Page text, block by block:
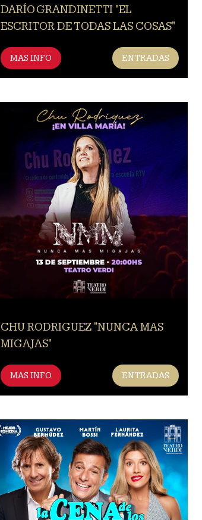
DARÍO GRANDINETTI "EL
ESCRITOR DE TODAS LAS COSAS"
MAS INFO ENTRADAS
CHU RODRIGUEZ "NUNCA MAS
MIGAJAS"
MAS INFO ENTRADAS